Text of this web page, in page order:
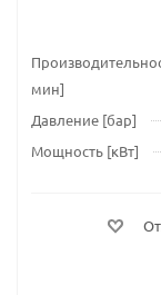
мин]
Давление [бар]
Мощность [кВт]